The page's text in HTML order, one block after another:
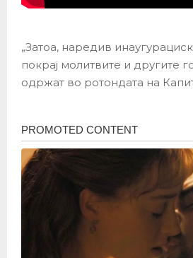
„Затоа, наредив
покрај молитвите и другите
одржат во ротондата на